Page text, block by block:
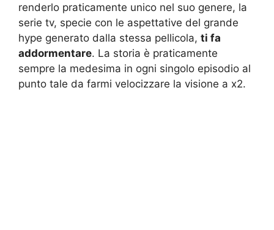
renderlo praticamente unico nel suo genere, la
serie tv, specie con le aspettative del grande
hype generato dalla stessa pellicola, ti fa
addormentare. La storia è praticamente
sempre la medesima in ogni singolo episodio al
punto tale da farmi velocizzare la visione a x2.